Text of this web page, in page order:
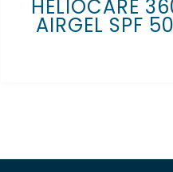
HELIOCARE
AIRGEL SPF